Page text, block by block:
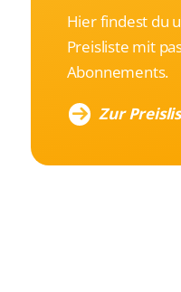
Hier findest du
Preisliste mit
Abonnements.
Zur